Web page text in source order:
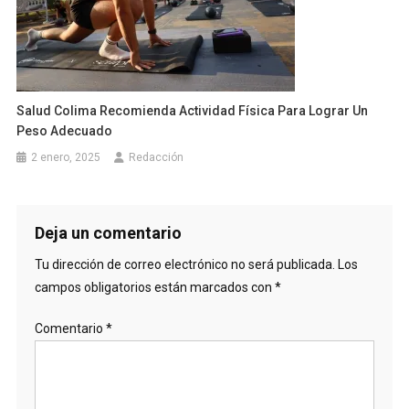
Salud Colima Recomienda Actividad Física Para Lograr Un
Peso Adecuado
2 enero, 2025 Redacción
Deja un comentario
Tu dirección de correo electrónico no será publicada. Los
campos obligatorios están marcados con *
Comentario *